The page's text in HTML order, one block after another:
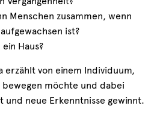
Menschen zusammen, wenn
ist?
Haus?
erzählt von einem Individuum,
möchte und dabei
neue Erkenntnisse gewinnt.